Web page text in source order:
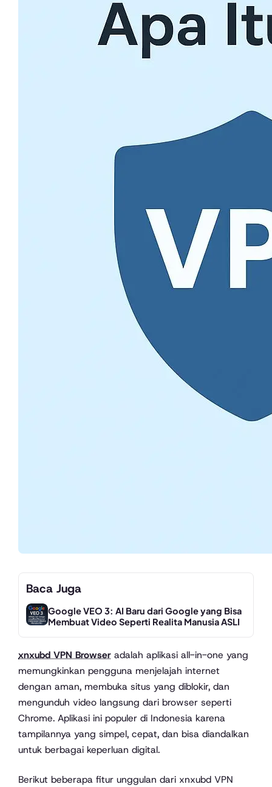
Baca Juga
Google VEO 3: AI Baru dari Google yang Bisa
Membuat Video Seperti Realita Manusia ASLI
xnxubd VPN Browser adalah aplikasi all-in-one yang
memungkinkan pengguna menjelajah internet
dengan aman, membuka situs yang diblokir, dan
mengunduh video langsung dari browser seperti
Chrome. Aplikasi ini populer di Indonesia karena
tampilannya yang simpel, cepat, dan bisa diandalkan
untuk berbagai keperluan digital.
Berikut beberapa fitur unggulan dari xnxubd VPN